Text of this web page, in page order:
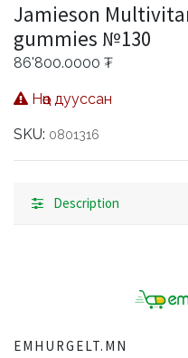
Jamieson
gummies №130
86'800.0000 ₮
Нөөц дууссан
SKU: 0801316
Description
EMHURGELT.MN